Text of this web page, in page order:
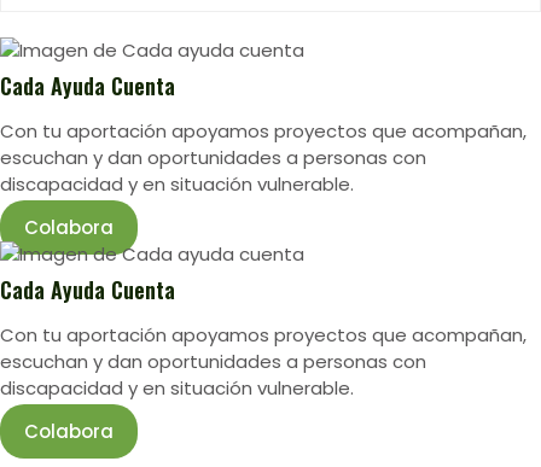
Cada Ayuda Cuenta
Con tu aportación apoyamos proyectos que acompañan,
escuchan y dan oportunidades a personas con
discapacidad y en situación vulnerable.
Colabora
Cada Ayuda Cuenta
Con tu aportación apoyamos proyectos que acompañan,
escuchan y dan oportunidades a personas con
discapacidad y en situación vulnerable.
Colabora